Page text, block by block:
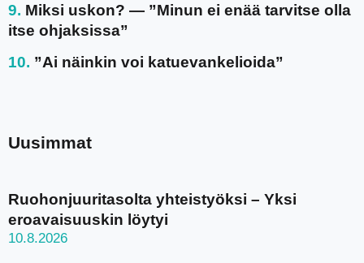
Miksi uskon? — ”Minun ei enää tarvitse olla
itse ohjaksissa”
”Ai näinkin voi katuevankelioida”
Uusimmat
Ruohonjuuritasolta yhteistyöksi – Yksi
eroavaisuuskin löytyi
10.8.2026